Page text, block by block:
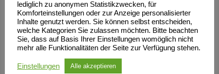
erreichte.
Mehr mit den Bedingungen zu kämpfen hatten Nele
Zimmer auf 20, Chris Marvin Scheffler auf 30, Pepe
Raasch auf 42, sowie in der höheren Altersklasse
Natascha Duske auf 12 und Lea Klinkenberg auf Platz 17.
lediglich zu anonymen Statistikzwecken, für
Komforteinstellungen oder zur Anzeige personalisierter
Inhalte genutzt werden. Sie können selbst entscheiden,
welche Kategorien Sie zulassen möchten. Bitte beachten
Sie, dass auf Basis Ihrer Einstellungen womöglich nicht
mehr alle Funktionalitäten der Seite zur Verfügung stehen.
Einstellungen Alle akzeptieren